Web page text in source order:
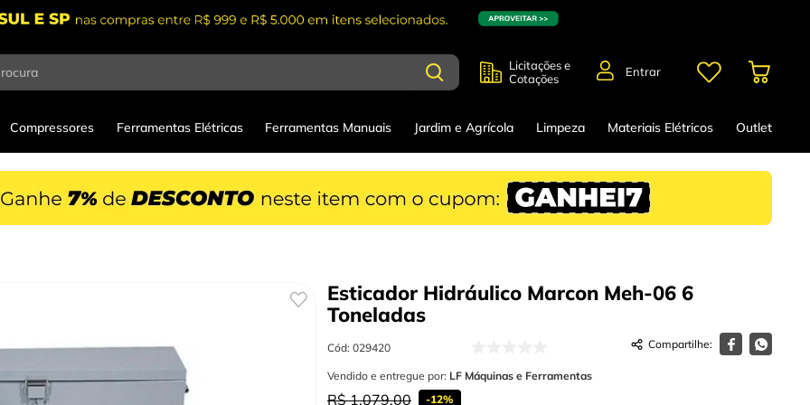
Licitações e
Cotações
Entrar
Compressores Ferramentas Elétricas Ferramentas Manuais Jardim e Agrícola Limpeza Materiais Elétricos Outlet
Esticador Hidráulico Marcon Meh-06 6
Toneladas
Cód: 029420
Vendido e entregue por: LF Máquinas e Ferramentas
R$ 1.079,00 -12%